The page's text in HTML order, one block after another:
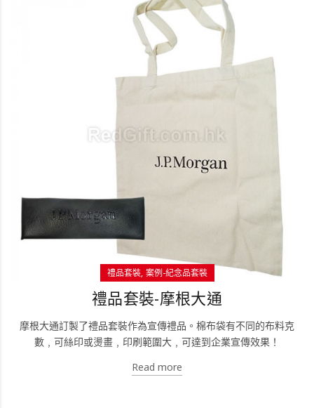
禮品套裝 案例-紀念品套裝
禮品套裝-摩根大通
摩根大通訂製了禮品套裝作為宣傳禮品。棉布袋有不同的布料克
數﹐可絲印或燙畫﹐印刷範圍大﹐可達到企業宣傳效果！
Read more